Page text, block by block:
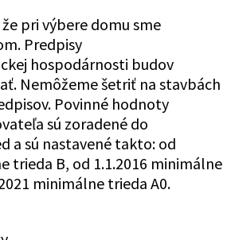
pri výbere domu sme
Predpisy
hospodárnosti budov
Nemôžeme šetriť na stavbách
Povinné hodnoty
sú zoradené do
a sú nastavené takto: od
trieda B, od 1.1.2016 minimálne
minimálne trieda A0.